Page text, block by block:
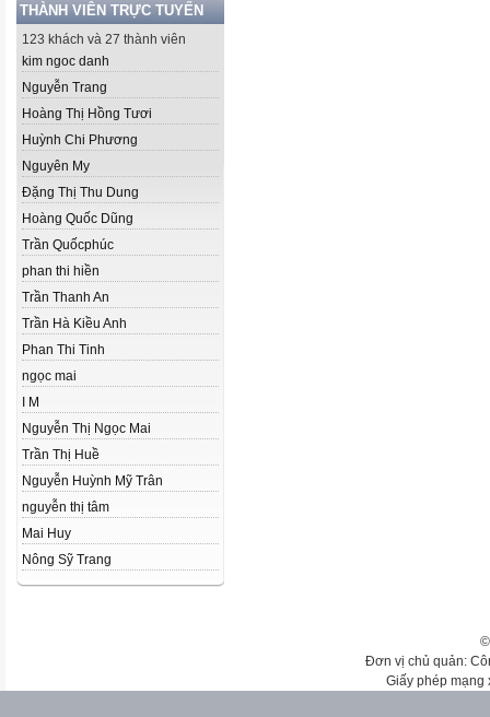
THÀNH VIÊN TRỰC TUYẾN
123 khách và 27 thành viên
kim ngoc danh
Nguyễn Trang
Hoàng Thị Hồng Tươi
Huỳnh Chi Phương
Nguyên My
Đặng Thị Thu Dung
Hoàng Quốc Dũng
Trần Quốcphúc
phan thi hiền
Trần Thanh An
Trần Hà Kiều Anh
Phan Thi Tinh
ngọc mai
I M
Nguyễn Thị Ngọc Mai
Trần Thị Huề
Nguyễn Huỳnh Mỹ Trân
nguyễn thị tâm
Mai Huy
Nông Sỹ Trang
Đơn vị chủ quản:
Giấy phép mạng